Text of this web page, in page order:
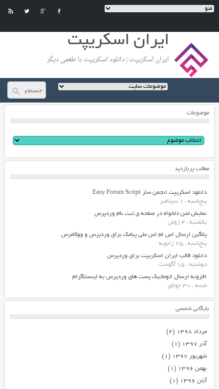
ایران اسکریپت
ایران اسکریپت | دانلود اسکریپت با طعمی دیگر
موضوعات
مطالب پربازدید
دانلود اسکریپت انجمن ساز Easy Forum Script
پنج‌شنبه ، 1 سپتامبر
نمایش متن دلخواه در صفحه ی ثبت نام وردپرس
یکشنبه ، 4 ژوئن
پلاگین ارسال اس ام اس ملی پیامک برای وردپرس و ووکامرس
پنج‌شنبه ، 25 ژانویه
دانلود قالب ایران اسکریپت برای وردپرس
دوشنبه ، 15 آگوست
افزونه ارسال اتوماتیک پست های وردپرس به اینستاگرام
شنبه ، 30 جولای
بایگانی شمسی
مرداد ۱۳۹۸
(۲)
آذر ۱۳۹۷
(۱)
شهریور ۱۳۹۷
(۱)
بهمن ۱۳۹۶
(۱)
آبان ۱۳۹۶
(۱)